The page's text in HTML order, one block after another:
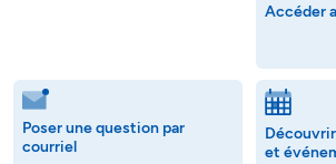
Accéder
Poser une question par
courriel
et